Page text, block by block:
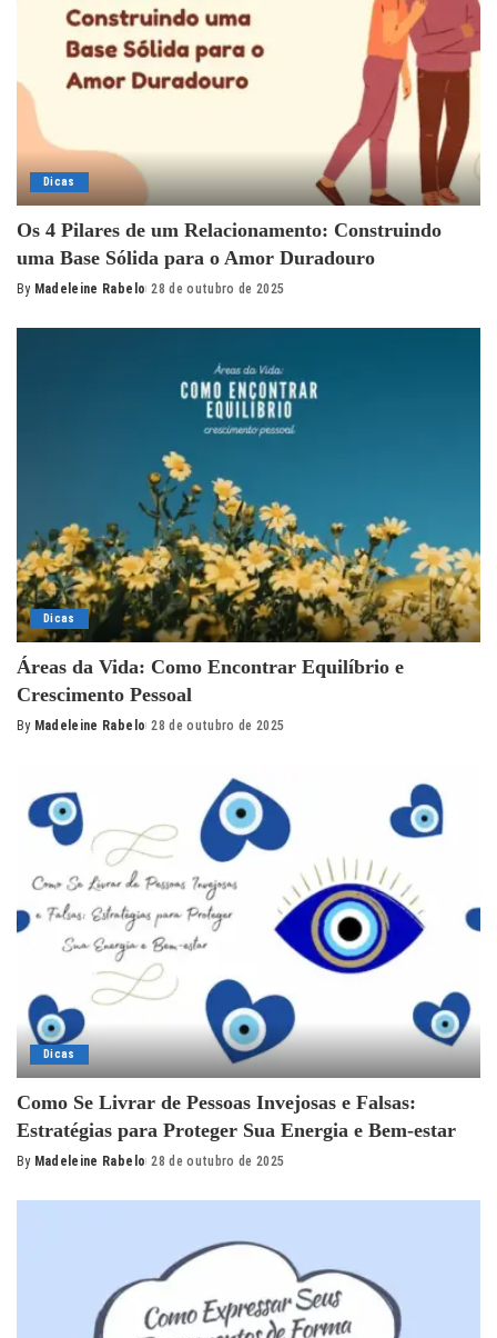
Dicas
Os 4 Pilares de um Relacionamento: Construindo
uma Base Sólida para o Amor Duradouro
Posted
By Madeleine Rabelo 28 de outubro de 2025
Dicas
Áreas da Vida: Como Encontrar Equilíbrio e
Crescimento Pessoal
Posted
By Madeleine Rabelo 28 de outubro de 2025
Dicas
Como Se Livrar de Pessoas Invejosas e Falsas:
Estratégias para Proteger Sua Energia e Bem-estar
Posted
By Madeleine Rabelo 28 de outubro de 2025